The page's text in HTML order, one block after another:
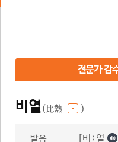
전문가 감
비열(比熱 )
발음 [비ː열